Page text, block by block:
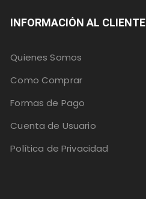
INFORMACIÓN AL CLIENTE
Quienes Somos
Como Comprar
Formas de Pago
Cuenta de Usuario
Política de Privacidad